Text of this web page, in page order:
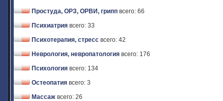
Простуда, ОРЗ, ОРВИ, грипп всего: 66
Психиатрия всего: 33
Психотерапия, стресс всего: 42
Неврология, невропатология всего: 176
Психология всего: 134
Остеопатия всего: 3
Массаж всего: 26